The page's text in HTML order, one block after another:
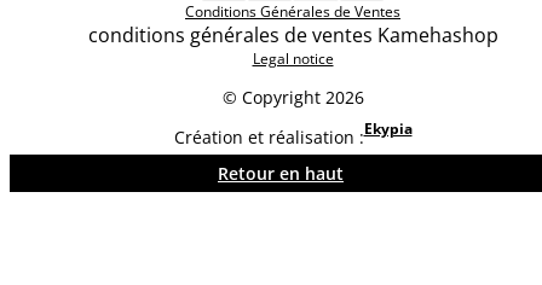
© Copyright 2026
Conditions Générales de Ventes
conditions générales de ventes Kamehashop
Legal notice
Création et réalisation :Ekypia
Retour en haut